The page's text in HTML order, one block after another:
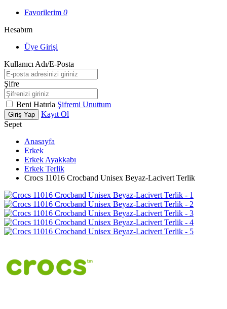
Favorilerim 0
Hesabım
Üye Girişi
Kullanıcı Adı/E-Posta
Şifre
Beni Hatırla Şifremi Unuttum
Giriş Yap
Kayıt Ol
Sepet
Anasayfa
Erkek
Erkek Ayakkabı
Erkek Terlik
Crocs 11016 Crocband Unisex Beyaz-Lacivert Terlik